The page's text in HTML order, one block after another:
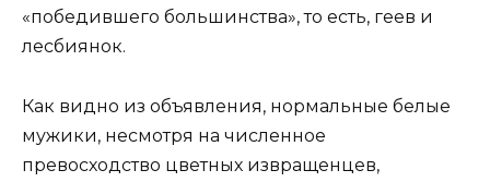
«победившего большинства», то есть, геев и
лесбиянок.
Как видно из объявления, нормальные белые
мужики, несмотря на численное
превосходство цветных извращенцев,